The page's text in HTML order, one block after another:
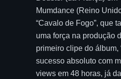
Mumdance (Reino
“Cavalo de Fogo”, que
uma força na produção
primeiro clipe do álbum,
sucesso absoluto com
views em 48 horas, já